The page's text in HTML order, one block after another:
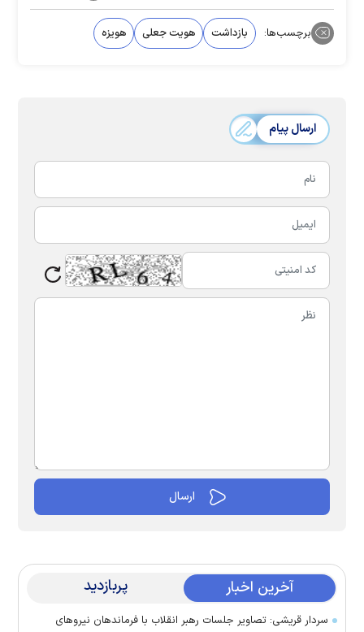
برچسب‌ها: بازداشت هویت جعلی هویزه
ارسال پیام
آخرین اخبار پربازدید
سردار قریشی: تصاویر جلسات رهبر انقلاب با فرماندهان نیرو‌های